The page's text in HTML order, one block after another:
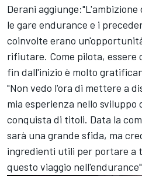
Derani
le gare endurance e i
coinvolte erano
rifiutare. Come pilota,
fin dall'inizio è molto
"Non vedo l'ora di mettere a
mia esperienza nello sviluppo
conquista di titoli. Data la
sarà una grande sfida, ma
ingredienti utili per portare a
questo viaggio